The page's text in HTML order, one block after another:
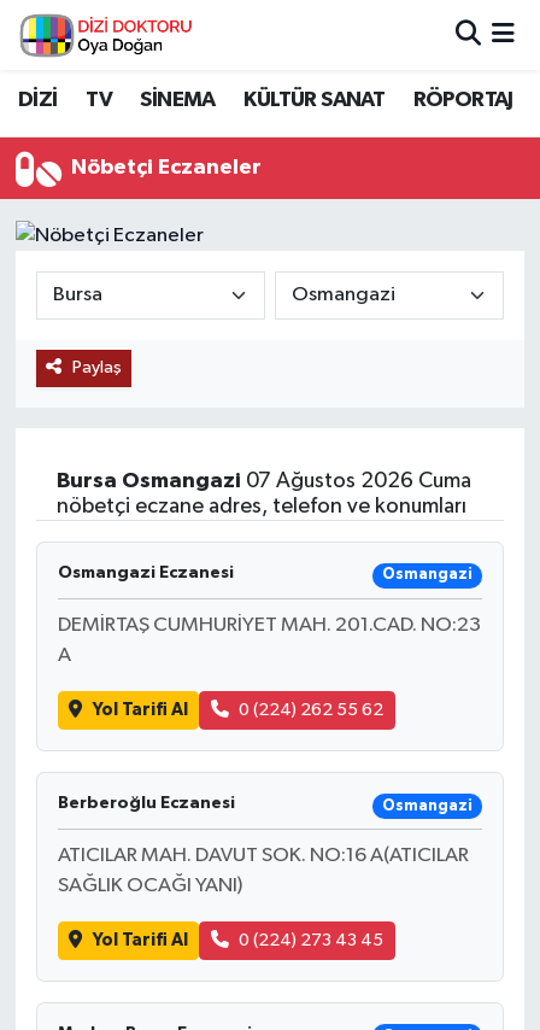
DİZİ TV SİNEMA KÜLTÜR SANAT RÖPORTAJ
Nöbetçi Eczaneler
Paylaş
Bursa Osmangazi 07 Ağustos 2026 Cuma
nöbetçi eczane adres, telefon ve konumları
Osmangazi Eczanesi Osmangazi
DEMİRTAŞ CUMHURİYET MAH. 201.CAD. NO:23
A
Yol Tarifi Al 0 (224) 262 55 62
Berberoğlu Eczanesi Osmangazi
ATICILAR MAH. DAVUT SOK. NO:16 A(ATICILAR
SAĞLIK OCAĞI YANI)
Yol Tarifi Al 0 (224) 273 43 45
İstanbul Nöbetçi Eczaneler
İstanbul Trafik Yoğunluk Haritası
Haber Arşivi